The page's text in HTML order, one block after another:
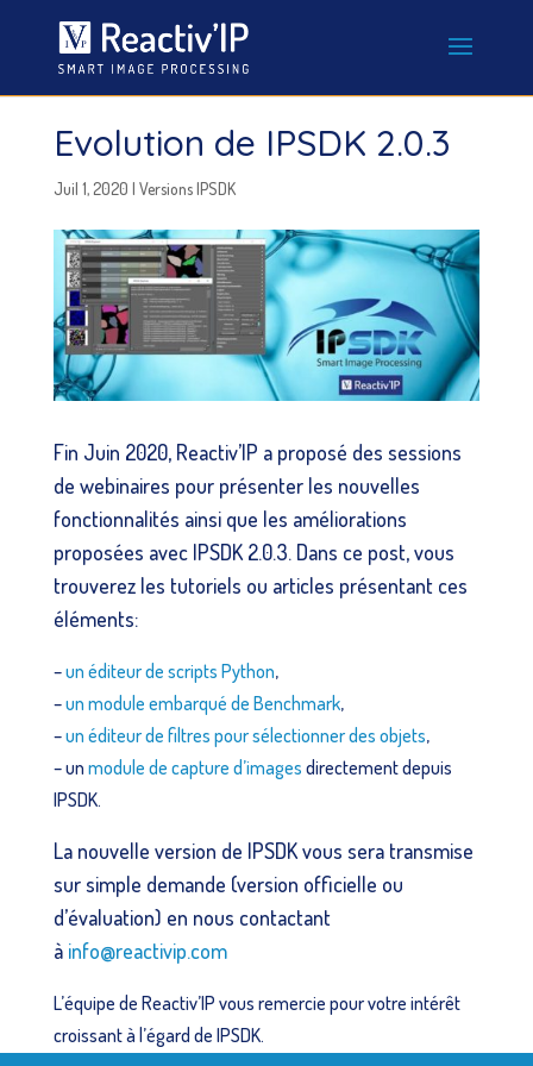
Evolution de IPSDK 2.0.3
Juil 1, 2020 | Versions IPSDK
Fin Juin 2020, Reactiv’IP a proposé des sessions
de webinaires pour présenter les nouvelles
fonctionnalités ainsi que les améliorations
proposées avec IPSDK 2.0.3. Dans ce post, vous
trouverez les tutoriels ou articles présentant ces
éléments:
–un éditeur de scripts Python,
–un module embarqué de Benchmark,
–un éditeur de filtres pour sélectionner des objets,
– un module de capture d’images directement depuis
IPSDK.
La nouvelle version de IPSDK vous sera transmise
sur simple demande (version officielle ou
d’évaluation) en nous contactant
à info@reactivip.com
L’équipe de Reactiv’IP vous remercie pour votre intérêt
croissant à l’égard de IPSDK.